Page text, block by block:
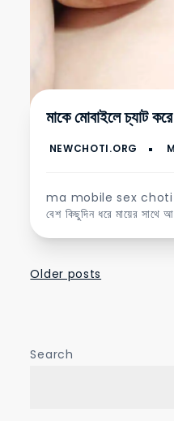
মাকে মোবাইলে চ্যাট
ma mobile sex choti
বেশ কিছুদিন ধরে মায়ের সাথে
Posts
Older posts
Search